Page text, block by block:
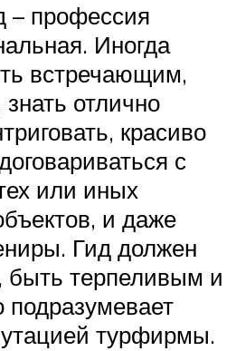
– профессия
Иногда
встречающим,
отлично
красиво
с
или иных
и даже
Гид должен
терпеливым и
подразумевает
турфирмы.